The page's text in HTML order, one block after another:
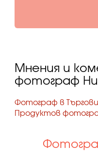
Мнения и
фотограф
Фотограф в
Продуктов